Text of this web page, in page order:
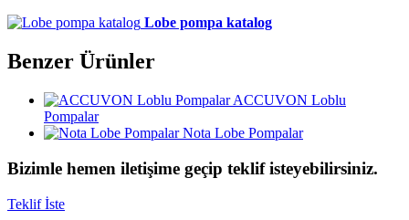
Lobe pompa katalog
Benzer Ürünler
ACCUVON Loblu
Pompalar
Nota Lobe Pompalar
Bizimle hemen iletişime geçip teklif isteyebilirsiniz.
Teklif İste